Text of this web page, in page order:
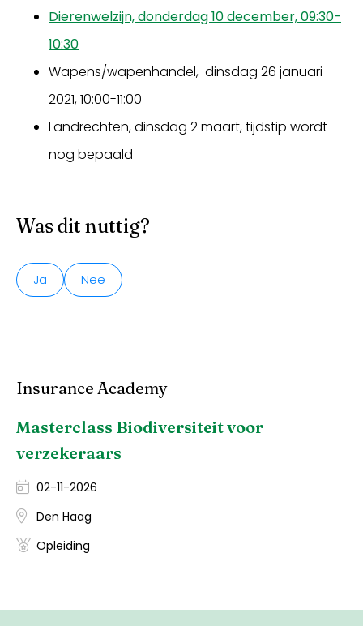
Dierenwelzijn, donderdag 10 december, 09:30-
10:30
Wapens/wapenhandel, dinsdag 26 januari
2021, 10:00-11:00
Landrechten, dinsdag 2 maart, tijdstip wordt
nog bepaald
Was dit nuttig?
Ja Nee
Insurance Academy
Masterclass Biodiversiteit voor
verzekeraars
02-11-2026
Den Haag
Opleiding